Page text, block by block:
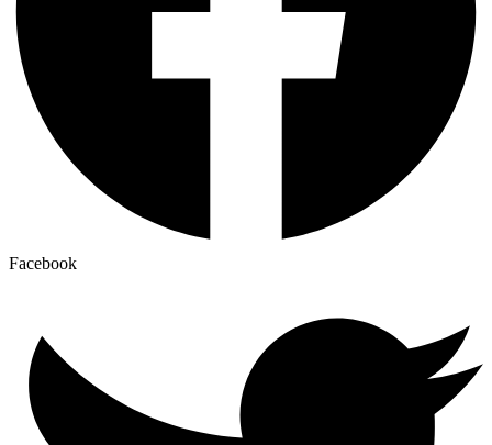
Facebook